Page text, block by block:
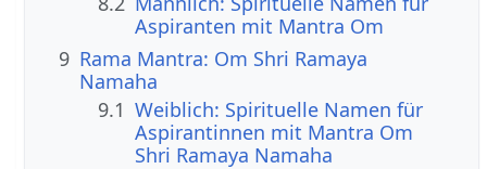
Aspiranten mit Mantra Om
9 Rama Mantra: Om Shri Ramaya
Namaha
9.1 Weiblich: Spirituelle Namen für
Aspirantinnen mit Mantra Om
Shri Ramaya Namaha